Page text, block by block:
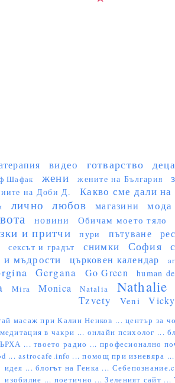
видео готварство деца
Шафак жени жените на България
на Доби Д. Какво сме дали на
лично любов магазини мода
новини Обичам моето тяло
и притчи
пури пътуване
сексът и градът снимки София
и мъдрости църковен календар
Gergana Go Green human
Mira Monica Natalia Nathalie
Tzvety Veni Vicky
масаж при Калин Ненков ...център за
медитация в чакри ... онлайн психолог ...
...твоето радио ... професионално
...astrocafe.info ...помощ при изневяра ...
идея ...блогът на Генка ...
изобилие ... поетично ...Зеленият сайт ...